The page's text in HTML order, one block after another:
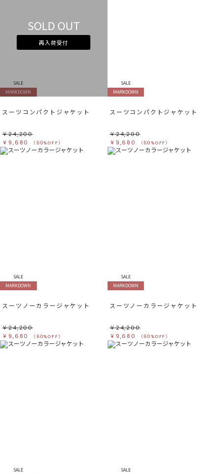
SOLD OUT
再入荷受付
SALE
MARKDOWN
スーツコンパクトジャケット
￥24,200
￥9,680
（60%OFF）
SALE
MARKDOWN
スーツコンパクトジャケット
￥24,200
￥9,680
（60%OFF）
SALE
MARKDOWN
スーツノーカラージャケット
￥24,200
￥9,680
（60%OFF）
SALE
MARKDOWN
スーツノーカラージャケット
￥24,200
￥9,680
（60%OFF）
SALE
SALE